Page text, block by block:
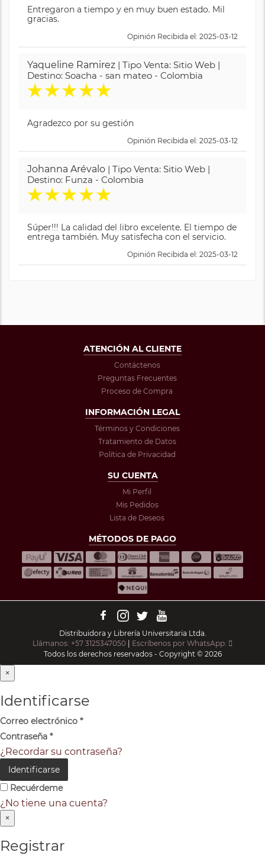
Entregaron a tiempo y en muy buen estado. Mil
gracias.
Opinión Recibida el: 2025-03-12
Yaqueline Ramirez | Tipo Venta: Sitio Web |
Destino: Soacha - san mateo - Colombia
★★★★★
Agradezco por su gestión
Opinión Recibida el: 2025-03-12
Johanna Arévalo | Tipo Venta: Sitio Web |
Destino: Funza - Colombia
★★★★★
Súper!!! La calidad del libro excelente. El tiempo de
entrega también. Muy satisfecha con el servicio.
Opinión Recibida el: 2025-03-12
ATENCIÓN AL CLIENTE
Contáctenos
Preguntas Frecuentes
Proceso de Compra
INFORMACIÓN LEGAL
Términos y Condiciones
Tratamiento de Datos
Política de Privacidad
SU CUENTA
Mi Perfil
Mis Pedidos
Lista de Deseos
MÉTODOS DE PAGO
Distribuidora y Librería Universitaria Ltda.
Llámanos: +57 3125347050
Escríbenos por WhatsApp:
Todos los derechos reservados - Copyright © 2026
×
Identificarse
Correo electrónico *
Contraseña *
¿Recordar su contraseña?
Identificarse
Recuérdeme
¿No tiene una cuenta?
×
Registrar